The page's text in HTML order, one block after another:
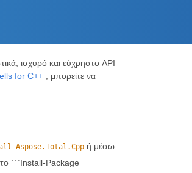
ισχυρό και εύχρηστο API
for C++ , μπορείτε να
Aspose.Total.Cpp ή μέσω
```Install-Package